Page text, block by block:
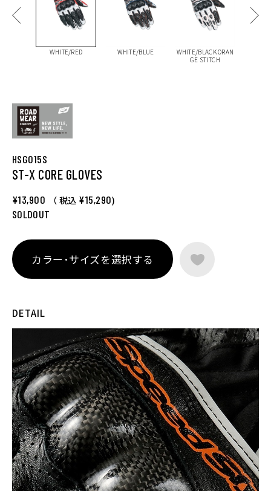
WHITE/RED WHITE/BLUE
WHITE/BLACK ORAN
GE STITCH
HSG015S
ST-X CORE GLOVES
¥13,900 （ 税込 ¥15,290)
SOLDOUT
カラー･サイズを選択する
DETAIL